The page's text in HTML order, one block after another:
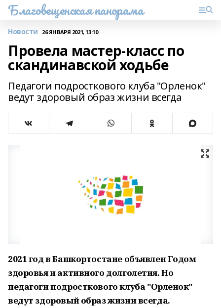
Благовещенская панорама
Новости 26 ЯНВАРЯ 2021, 13:10
Провела мастер-класс по
скандинавской ходьбе
Педагоги подросткового клуба "Орленок"
ведут здоровый образ жизни всегда
2021 год в Башкортостане объявлен Годом
здоровья и активного долголетия. Но
педагоги подросткового клуба "Орленок"
ведут здоровый образ жизни всегда.